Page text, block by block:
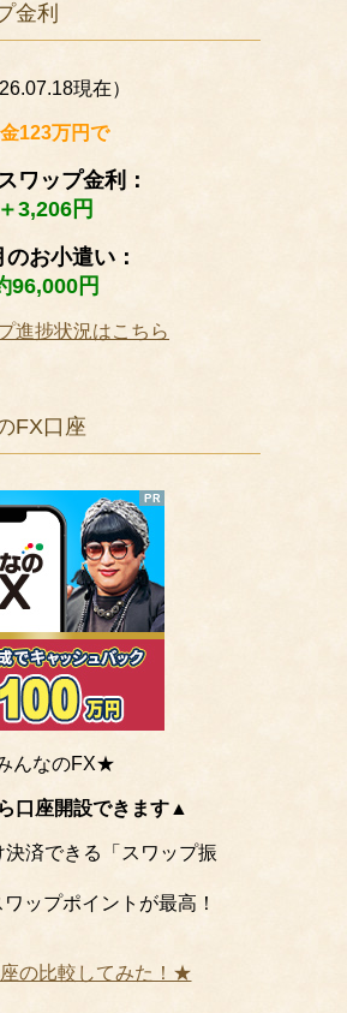
金利
現在）
123万円で
ワップ金利：
＋3,206円
のお小遣い：
96,000円
進捗状況はこちら
FX口座
んなのFX★
口座開設できます▲
決済できる「スワップ振
ワップポイントが最高！
の比較してみた！★